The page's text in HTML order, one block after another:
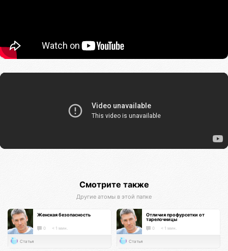
Смотрите также
Другие атомы в этой папке
Женская безопасность
0 < 1 мин.
Статья
Отличия профурсетки от
тарелочницы
0 < 1 мин.
Статья